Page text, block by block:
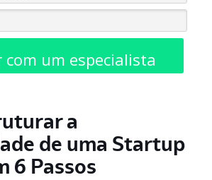
com um especialista
a
de uma Startup
6 Passos